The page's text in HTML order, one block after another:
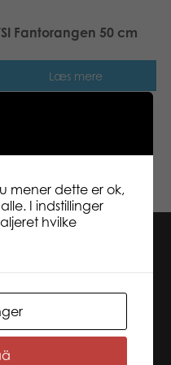
Fantorangen 50 cm
Læs mere
mener dette er ok,
I indstillinger
hvilke